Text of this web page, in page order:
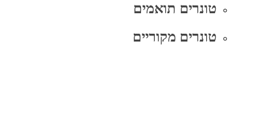
טונרים תואמים
טונרים מקוריים